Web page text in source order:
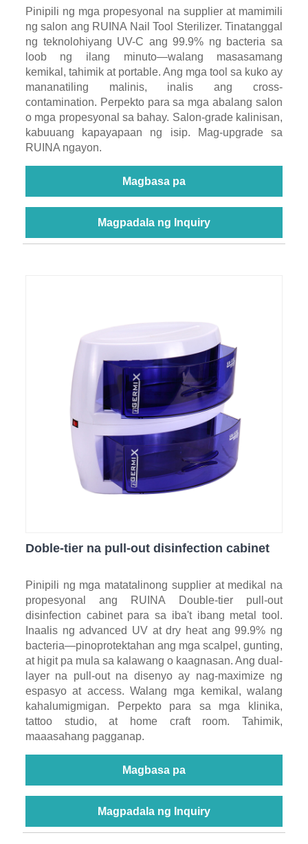
Pinipili ng mga propesyonal na supplier at mamimili
ng salon ang RUINA Nail Tool Sterilizer. Tinatanggal
ng teknolohiyang UV-C ang 99.9% ng bacteria sa
loob ng ilang minuto—walang masasamang
kemikal, tahimik at portable. Ang mga tool sa kuko ay
mananatiling malinis, inalis ang cross-
contamination. Perpekto para sa mga abalang salon
o mga propesyonal sa bahay. Salon-grade kalinisan,
kabuuang kapayapaan ng isip. Mag-upgrade sa
RUINA ngayon.
Magbasa pa
Magpadala ng Inquiry
Doble-tier na pull-out disinfection cabinet
Pinipili ng mga matatalinong supplier at medikal na
propesyonal ang RUINA Double-tier pull-out
disinfection cabinet para sa iba't ibang metal tool.
Inaalis ng advanced UV at dry heat ang 99.9% ng
bacteria—pinoprotektahan ang mga scalpel, gunting,
at higit pa mula sa kalawang o kaagnasan. Ang dual-
layer na pull-out na disenyo ay nag-maximize ng
espasyo at access. Walang mga kemikal, walang
kahalumigmigan. Perpekto para sa mga klinika,
tattoo studio, at home craft room. Tahimik,
maaasahang pagganap.
Magbasa pa
Magpadala ng Inquiry